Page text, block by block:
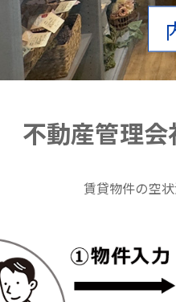
不動産管理
賃貸物件の空